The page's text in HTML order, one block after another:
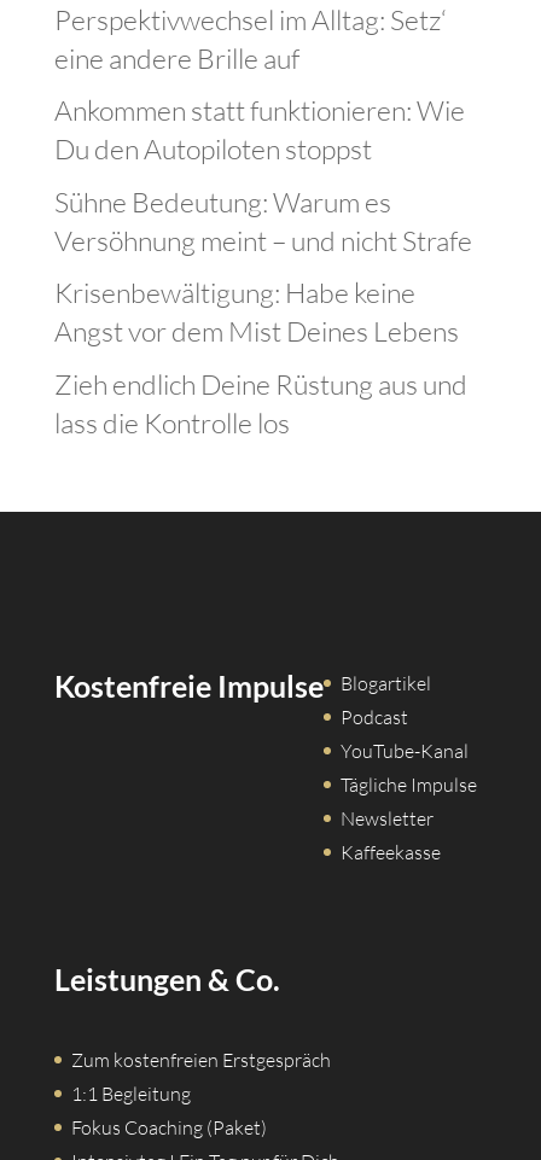
Perspektivwechsel im Alltag: Setz‘
eine andere Brille auf
Ankommen statt funktionieren: Wie
Du den Autopiloten stoppst
Sühne Bedeutung: Warum es
Versöhnung meint – und nicht Strafe
Krisenbewältigung: Habe keine
Angst vor dem Mist Deines Lebens
Zieh endlich Deine Rüstung aus und
lass die Kontrolle los
Kostenfreie Impulse
Blogartikel
Podcast
YouTube-Kanal
Tägliche Impulse
Newsletter
Kaffeekasse
Leistungen & Co.
Zum kostenfreien Erstgespräch
1:1 Begleitung
Fokus Coaching (Paket)